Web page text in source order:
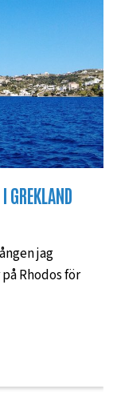
GREKLAND
jag
Rhodos för